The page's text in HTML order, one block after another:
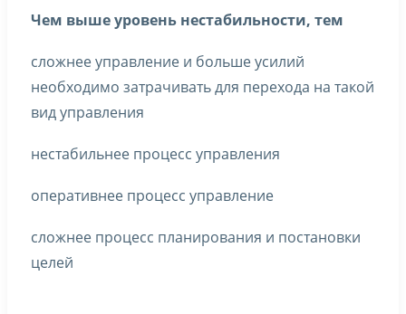
Чем выше уровень нестабильности, тем
сложнее управление и больше усилий
необходимо затрачивать для перехода на такой
вид управления
нестабильнее процесс управления
оперативнее процесс управление
сложнее процесс планирования и постановки
целей